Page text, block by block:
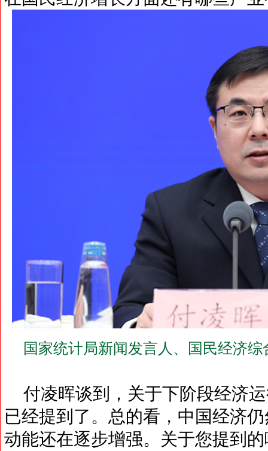
国家统计局新闻发言人、国民经济
付凌晖谈到，关于下阶段经济
已经提到了。总的看，中国经济
动能还在逐步增强。关于您提到